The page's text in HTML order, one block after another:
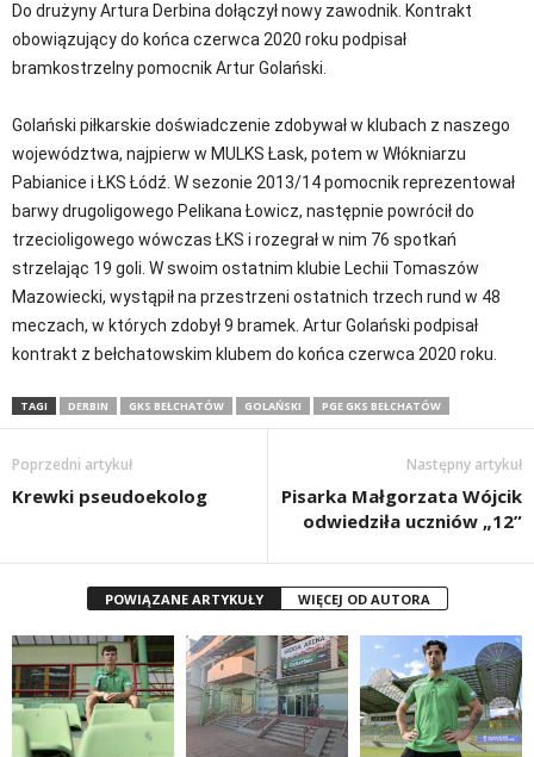
Do drużyny Artura Derbina dołączył nowy zawodnik. Kontrakt
obowiązujący do końca czerwca 2020 roku podpisał
bramkostrzelny pomocnik Artur Golański.
Golański piłkarskie doświadczenie zdobywał w klubach z naszego
województwa, najpierw w MULKS Łask, potem w Włókniarzu
Pabianice i ŁKS Łódź. W sezonie 2013/14 pomocnik reprezentował
barwy drugoligowego Pelikana Łowicz, następnie powrócił do
trzecioligowego wówczas ŁKS i rozegrał w nim 76 spotkań
strzelając 19 goli. W swoim ostatnim klubie Lechii Tomaszów
Mazowiecki, wystąpił na przestrzeni ostatnich trzech rund w 48
meczach, w których zdobył 9 bramek. Artur Golański podpisał
kontrakt z bełchatowskim klubem do końca czerwca 2020 roku.
TAGI DERBIN GKS BEŁCHATÓW GOLAŃSKI PGE GKS BEŁCHATÓW
Poprzedni artykuł
Krewki pseudoekolog
Następny artykuł
Pisarka Małgorzata Wójcik
odwiedziła uczniów „12”
POWIĄZANE ARTYKUŁY WIĘCEJ OD AUTORA